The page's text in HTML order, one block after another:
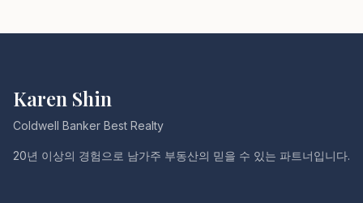
Karen Shin
Coldwell Banker Best Realty
20년 이상의 경험으로 남가주 부동산의 믿을 수 있는 파트너입니다.